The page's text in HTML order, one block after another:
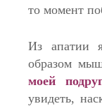
то момент
Из апатии
образом
моей
увидеть,